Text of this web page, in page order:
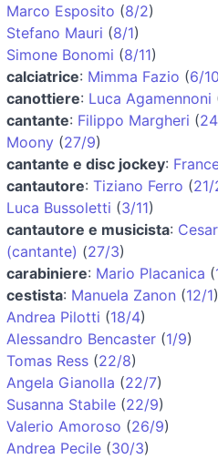
Marco Esposito (8/2)
Stefano Mauri (8/1)
Simone Bonomi (8/11)
calciatrice: Mimma Fazio (6/10
canottiere: Luca Agamennoni
cantante: Filippo Margheri (
Moony (27/9)
cantante e disc jockey:
cantautore: Tiziano Ferro (21/
Luca Bussoletti (3/11)
cantautore e musicista:
(cantante) (27/3)
carabiniere: Mario Placanica (
cestista: Manuela Zanon (12/1)
Andrea Pilotti (18/4)
Alessandro Bencaster (1/9)
Tomas Ress (22/8)
Angela Gianolla (22/7)
Susanna Stabile (22/9)
Valerio Amoroso (26/9)
Andrea Pecile (30/3)